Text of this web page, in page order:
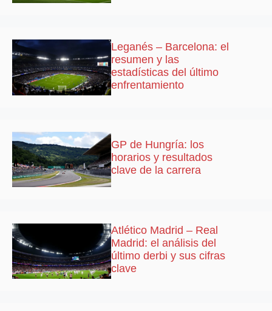
Leganés – Barcelona: el
resumen y las
estadísticas del último
enfrentamiento
GP de Hungría: los
horarios y resultados
clave de la carrera
Atlético Madrid – Real
Madrid: el análisis del
último derbi y sus cifras
clave